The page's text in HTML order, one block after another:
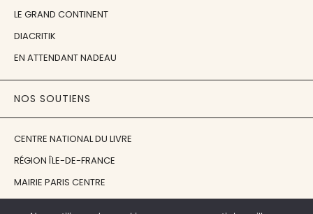
LE GRAND CONTINENT
DIACRITIK
EN ATTENDANT NADEAU
NOS SOUTIENS
CENTRE NATIONAL DU LIVRE
RÉGION ÎLE-DE-FRANCE
MAIRIE PARIS CENTRE